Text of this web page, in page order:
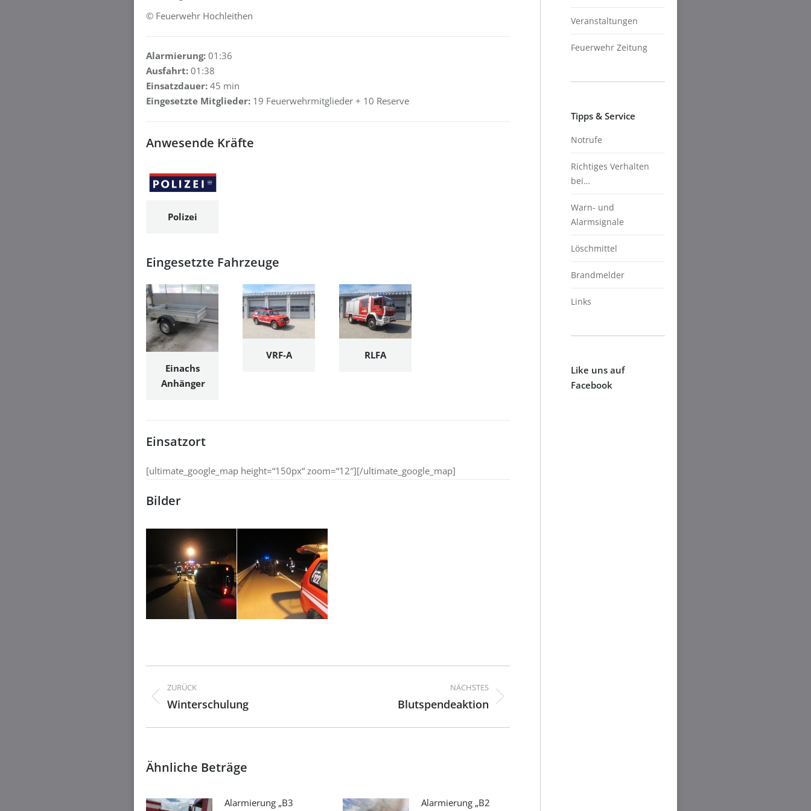
© Feuerwehr Hochleithen
Alarmierung: 01:36
Ausfahrt: 01:38
Einsatzdauer: 45 min
Eingesetzte Mitglieder: 19 Feuerwehrmitglieder + 10 Reserve
Anwesende Kräfte
Polizei
Eingesetzte Fahrzeuge
Einachs
Anhänger
VRF-A RLFA
Einsatzort
[ultimate_google_map height=“150px“ zoom=“12″][/ultimate_google_map]
Bilder
Kommentarnavigation
ZURÜCK
Vorheriger
Winterschulung
NÄCHSTES
Blutspendeaktion
Ähnliche Beträge
Alarmierung „B3 Alarmierung „B2
Veranstaltungen
Feuerwehr Zeitung
Tipps & Service
Notrufe
Richtiges Verhalten
bei…
Warn- und
Alarmsignale
Löschmittel
Brandmelder
Links
Like uns auf
Facebook